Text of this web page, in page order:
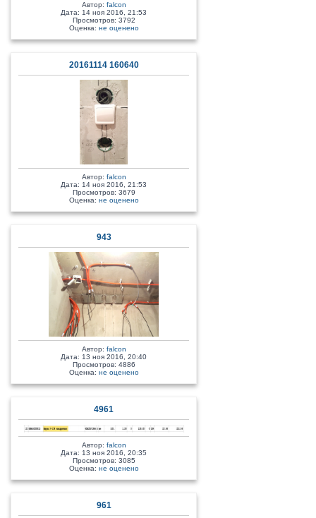
Автор: falcon
Дата: 14 ноя 2016, 21:53
Просмотров: 3792
Оценка: не оценено
20161114 160640
Автор: falcon
Дата: 14 ноя 2016, 21:53
Просмотров: 3679
Оценка: не оценено
943
Автор: falcon
Дата: 13 ноя 2016, 20:40
Просмотров: 4886
Оценка: не оценено
4961
Автор: falcon
Дата: 13 ноя 2016, 20:35
Просмотров: 3085
Оценка: не оценено
961